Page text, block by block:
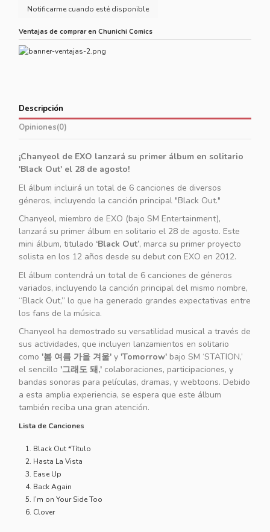
Ventajas de comprar en Chunichi Comics
Descripción
Opiniones(0)
¡Chanyeol de EXO lanzará su primer álbum en solitario
'Black Out' el 28 de agosto!
El álbum incluirá un total de 6 canciones de diversos
géneros, incluyendo la canción principal "Black Out."
Chanyeol, miembro de EXO (bajo SM Entertainment),
lanzará su primer álbum en solitario el 28 de agosto. Este
mini álbum, titulado ‘Black Out’, marca su primer proyecto
solista en los 12 años desde su debut con EXO en 2012.
El álbum contendrá un total de 6 canciones de géneros
variados, incluyendo la canción principal del mismo nombre,
“Black Out,” lo que ha generado grandes expectativas entre
los fans de la música.
Chanyeol ha demostrado su versatilidad musical a través de
sus actividades, que incluyen lanzamientos en solitario
como '봄 여름 가을 겨울' y 'Tomorrow' bajo SM ‘STATION,’
el sencillo '그래도 돼,' colaboraciones, participaciones, y
bandas sonoras para películas, dramas, y webtoons. Debido
a esta amplia experiencia, se espera que este álbum
también reciba una gran atención.
Lista de Canciones
Black Out *Título
Hasta La Vista
Ease Up
Back Again
I’m on Your Side Too
Clover